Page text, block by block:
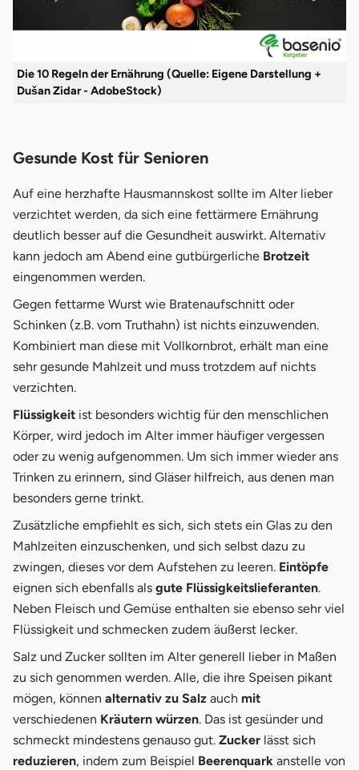
Die 10 Regeln der Ernährung (Quelle: Eigene Darstellung +
Dušan Zidar - AdobeStock)
Gesunde Kost für Senioren
Auf eine herzhafte Hausmannskost sollte im Alter lieber
verzichtet werden, da sich eine fettärmere Ernährung
deutlich besser auf die Gesundheit auswirkt. Alternativ
kann jedoch am Abend eine gutbürgerliche Brotzeit
eingenommen werden.
Gegen fettarme Wurst wie Bratenaufschnitt oder
Schinken (z.B. vom Truthahn) ist nichts einzuwenden.
Kombiniert man diese mit Vollkornbrot, erhält man eine
sehr gesunde Mahlzeit und muss trotzdem auf nichts
verzichten.
Flüssigkeit ist besonders wichtig für den menschlichen
Körper, wird jedoch im Alter immer häufiger vergessen
oder zu wenig aufgenommen. Um sich immer wieder ans
Trinken zu erinnern, sind Gläser hilfreich, aus denen man
besonders gerne trinkt.
Zusätzliche empfiehlt es sich, sich stets ein Glas zu den
Mahlzeiten einzuschenken, und sich selbst dazu zu
zwingen, dieses vor dem Aufstehen zu leeren. Eintöpfe
eignen sich ebenfalls als gute Flüssigkeitslieferanten.
Neben Fleisch und Gemüse enthalten sie ebenso sehr viel
Flüssigkeit und schmecken zudem äußerst lecker.
Salz und Zucker sollten im Alter generell lieber in Maßen
zu sich genommen werden. Alle, die ihre Speisen pikant
mögen, können alternativ zu Salz auch mit
verschiedenen Kräutern würzen. Das ist gesünder und
schmeckt mindestens genauso gut. Zucker lässt sich
reduzieren, indem zum Beispiel Beerenquark anstelle von